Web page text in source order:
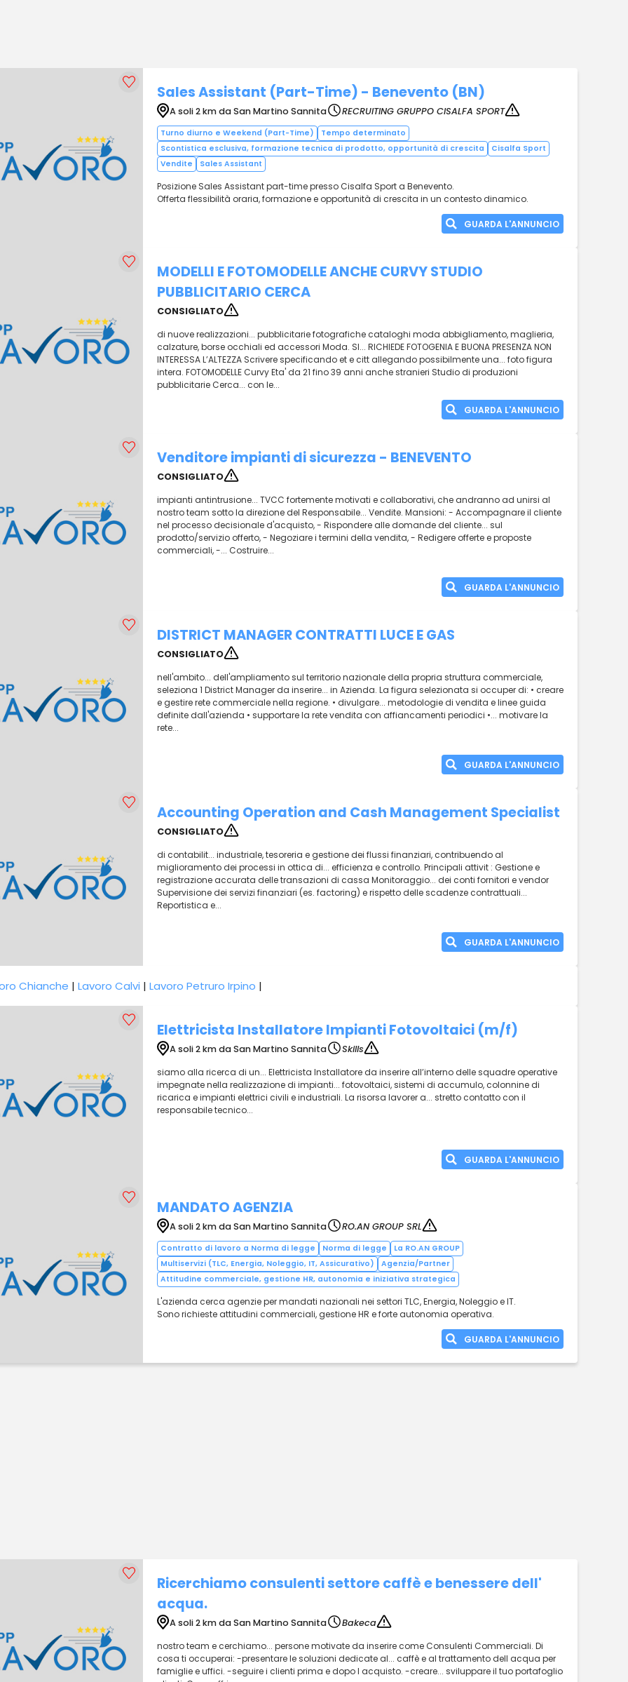
Sales Assistant (Part-Time) - Benevento (BN)
A soli 2 km da San Martino Sannita RECRUITING GRUPPO CISALFA SPORT
Turno diurno e Weekend (Part-Time)
Tempo determinato
Scontistica esclusiva, formazione tecnica di prodotto, opportunità di crescita
Cisalfa Sport
Vendite
Sales Assistant
Posizione Sales Assistant part-time presso Cisalfa Sport a Benevento.
Offerta flessibilità oraria, formazione e opportunità di crescita in un contesto dinamico.
GUARDA L'ANNUNCIO
MODELLI E FOTOMODELLE ANCHE CURVY STUDIO
PUBBLICITARIO CERCA
CONSIGLIATO
di nuove realizzazioni... pubblicitarie fotografiche cataloghi moda abbigliamento, maglieria,
calzature, borse occhiali ed accessori Moda. SI... RICHIEDE FOTOGENIA E BUONA PRESENZA NON
INTERESSA L’ALTEZZA Scrivere specificando et e citt allegando possibilmente una... foto figura
intera. FOTOMODELLE Curvy Eta' da 21 fino 39 anni anche stranieri Studio di produzioni
pubblicitarie Cerca... con le...
GUARDA L'ANNUNCIO
Venditore impianti di sicurezza - BENEVENTO
CONSIGLIATO
impianti antintrusione... TVCC fortemente motivati e collaborativi, che andranno ad unirsi al
nostro team sotto la direzione del Responsabile... Vendite. Mansioni: - Accompagnare il cliente
nel processo decisionale d'acquisto, - Rispondere alle domande del cliente... sul
prodotto/servizio offerto, - Negoziare i termini della vendita, - Redigere offerte e proposte
commerciali, -... Costruire...
GUARDA L'ANNUNCIO
DISTRICT MANAGER CONTRATTI LUCE E GAS
CONSIGLIATO
nell'ambito... dell'ampliamento sul territorio nazionale della propria struttura commerciale,
seleziona 1 District Manager da inserire... in Azienda. La figura selezionata si occuper di: • creare
e gestire rete commerciale nella regione. • divulgare... metodologie di vendita e linee guida
definite dall'azienda • supportare la rete vendita con affiancamenti periodici •... motivare la
rete...
GUARDA L'ANNUNCIO
Accounting Operation and Cash Management Specialist
CONSIGLIATO
di contabilit... industriale, tesoreria e gestione dei flussi finanziari, contribuendo al
miglioramento dei processi in ottica di... efficienza e controllo. Principali attivit : Gestione e
registrazione accurata delle transazioni di cassa Monitoraggio... dei conti fornitori e vendor
Supervisione dei servizi finanziari (es. factoring) e rispetto delle scadenze contrattuali...
Reportistica e...
GUARDA L'ANNUNCIO
Chianche | Lavoro Calvi | Lavoro Petruro Irpino |
Elettricista Installatore Impianti Fotovoltaici (m/f)
A soli 2 km da San Martino Sannita
Skills
siamo alla ricerca di un... Elettricista Installatore da inserire all’interno delle squadre operative
impegnate nella realizzazione di impianti... fotovoltaici, sistemi di accumulo, colonnine di
ricarica e impianti elettrici civili e industriali. La risorsa lavorer a... stretto contatto con il
responsabile tecnico...
GUARDA L'ANNUNCIO
MANDATO AGENZIA
A soli 2 km da San Martino Sannita RO.AN GROUP SRL
Contratto di lavoro a Norma di legge Norma di legge
La RO.AN GROUP
Multiservizi (TLC, Energia, Noleggio, IT, Assicurativo)
Agenzia/Partner
Attitudine commerciale, gestione HR, autonomia e iniziativa strategica
L'azienda cerca agenzie per mandati nazionali nei settori TLC, Energia, Noleggio e IT.
Sono richieste attitudini commerciali, gestione HR e forte autonomia operativa.
GUARDA L'ANNUNCIO
Ricerchiamo consulenti settore caffè e benessere dell'
acqua.
A soli 2 km da San Martino Sannita
Bakeca
nostro team e cerchiamo... persone motivate da inserire come Consulenti Commerciali. Di
cosa ti occuperai: -presentare le soluzioni dedicate al... caffè e al trattamento dell acqua per
famiglie e uffici. -seguire i clienti prima e dopo l acquisto. -creare... sviluppare il tuo portafoglio